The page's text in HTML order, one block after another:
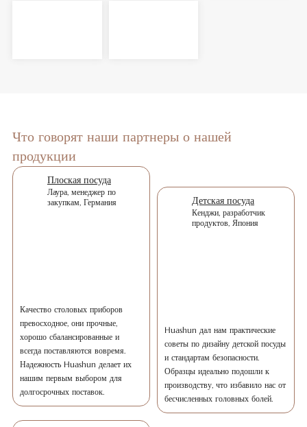
Что говорят наши партнеры о нашей
продукции
Плоская посуда
Лаура, менеджер по
закупкам, Германия
Качество столовых приборов
превосходное, они прочные,
хорошо сбалансированные и
всегда поставляются вовремя.
Надежность Huashun делает их
нашим первым выбором для
долгосрочных поставок.
Детская посуда
Кенджи, разработчик
продуктов, Япония
Huashun дал нам практические
советы по дизайну детской посуды
и стандартам безопасности.
Образцы идеально подошли к
производству, что избавило нас от
бесчисленных головных болей.